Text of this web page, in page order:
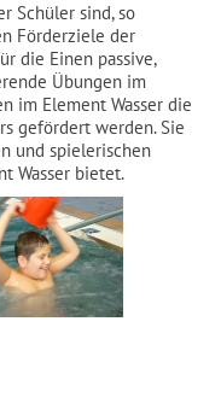
Schüler sind, so
Förderziele der
die Einen passive,
Übungen im
im Element Wasser die
gefördert werden. Sie
und spielerischen
Wasser bietet.